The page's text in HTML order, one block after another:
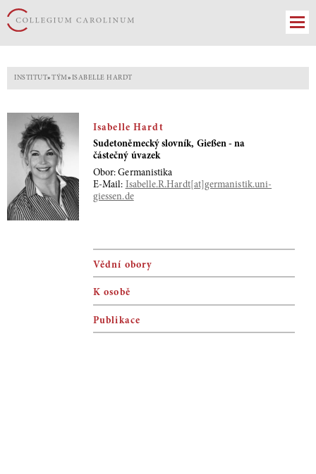
INSTITUT» TÝM» ISABELLE HARDT
Isabelle Hardt
Sudetoněmecký slovník, Gießen - na
částečný úvazek
Obor: Germanistika
E-Mail: Isabelle.R.Hardt[at]germanistik.uni-
giessen.de
Vědní obory
K osobě
Publikace